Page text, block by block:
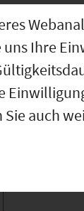
uns Ihre
auch